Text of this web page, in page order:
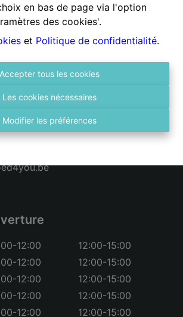
en bas de page via l'option
des cookies'.
et Politique de confidentialité.
Accepter tous les cookies
Les cookies nécessaires
Modifier les préférences
12:00
12:00-15:00
12:00
12:00-15:00
12:00
12:00-15:00
12:00
12:00-15:00
12:00 12:00-15:00